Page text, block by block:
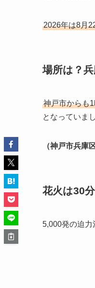
2026年は8月
場所は？
神戸市からも
となっていまし
（神戸市兵庫
花火は30
5,000発の迫力